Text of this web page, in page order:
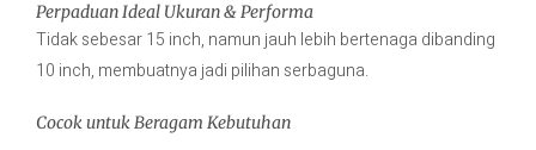
Perpaduan Ideal Ukuran & Performa
Tidak sebesar 15 inch, namun jauh lebih bertenaga dibanding
10 inch, membuatnya jadi pilihan serbaguna.
Cocok untuk Beragam Kebutuhan